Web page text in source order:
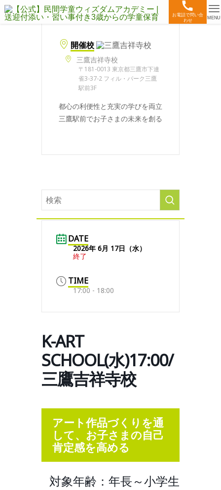
お電話で問い合
わせ
MENU
開催校
三鷹吉祥寺校
〒181-0013 東京都三鷹市下連
雀3-37-2 フィル・パーク三鷹
駅前3F
都心の利便性と充実の学びを両立
三鷹駅前でお子さまの未来を創る
DATE
2026年 6月 17日（水）
終了
TIME
17:00 - 18:00
K-ART
SCHOOL(水)17:00/
三鷹吉祥寺校
アート作品づくりを通
して、お子さまの自己
肯定感を高める
対象年齢：年長～小学生